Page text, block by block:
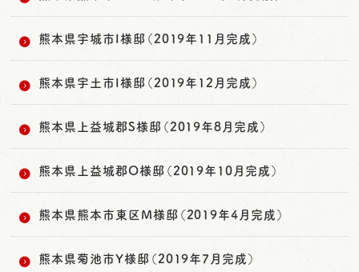
熊本県宇城市I様邸（2019年11月完成）
熊本県宇土市I様邸（2019年12月完成）
熊本県上益城郡S様邸（2019年8月完成）
熊本県上益城郡O様邸（2019年10月完成）
熊本県熊本市東区M様邸（2019年4月完成）
熊本県菊池市Y様邸（2019年7月完成）